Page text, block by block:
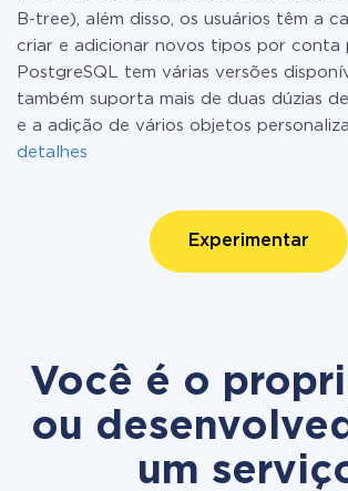
B-tree), além disso, os usuários têm a
criar e adicionar novos tipos por conta
PostgreSQL tem várias versões
também suporta mais de duas dúzias
e a adição de vários objetos
detalhes
Experimentar
Você é o
ou
um